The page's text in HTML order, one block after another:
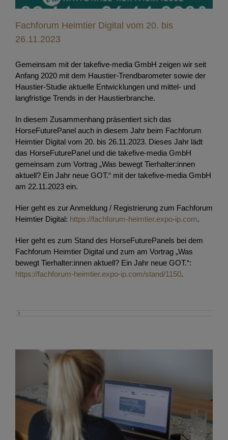
Fachforum Heimtier Digital vom 20. bis
26.11.2023
Gemeinsam mit der takefive-media GmbH zeigen wir seit
Anfang 2020 mit dem Haustier-Trendbarometer sowie der
Haustier-Studie aktuelle Entwicklungen und mittel- und
langfristige Trends in der Haustierbranche.
In diesem Zusammenhang präsentiert sich das
HorseFuturePanel auch in diesem Jahr beim Fachforum
Heimtier Digital vom 20. bis 26.11.2023. Dieses Jahr lädt
das HorseFuturePanel und die takefive-media GmbH
gemeinsam zum Vortrag „Was bewegt Tierhalter:innen
aktuell? Ein Jahr neue GOT.“ mit der takefive-media GmbH
am 22.11.2023 ein.
Hier geht es zur Anmeldung / Registrierung zum Fachforum
Heimtier Digital: https://fachforum-heimtier.expo-ip.com.
Hier geht es zum Stand des HorseFuturePanels bei dem
Fachforum Heimtier Digital und zum am Vortrag „Was
bewegt Tierhalter:innen aktuell? Ein Jahr neue GOT.“:
https://fachforum-heimtier.expo-ip.com/stand/1150.
Am Puls der Tierhaltung: Haustier-Trendbarometer
geht an den Start